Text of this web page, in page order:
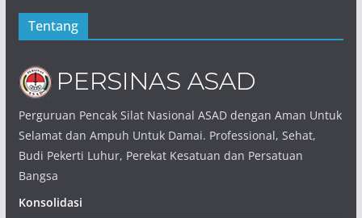
Tentang
Perguruan Pencak Silat Nasional ASAD dengan Aman Untuk
Selamat dan Ampuh Untuk Damai. Professional, Sehat,
Budi Pekerti Luhur, Perekat Kesatuan dan Persatuan
Bangsa
Konsolidasi